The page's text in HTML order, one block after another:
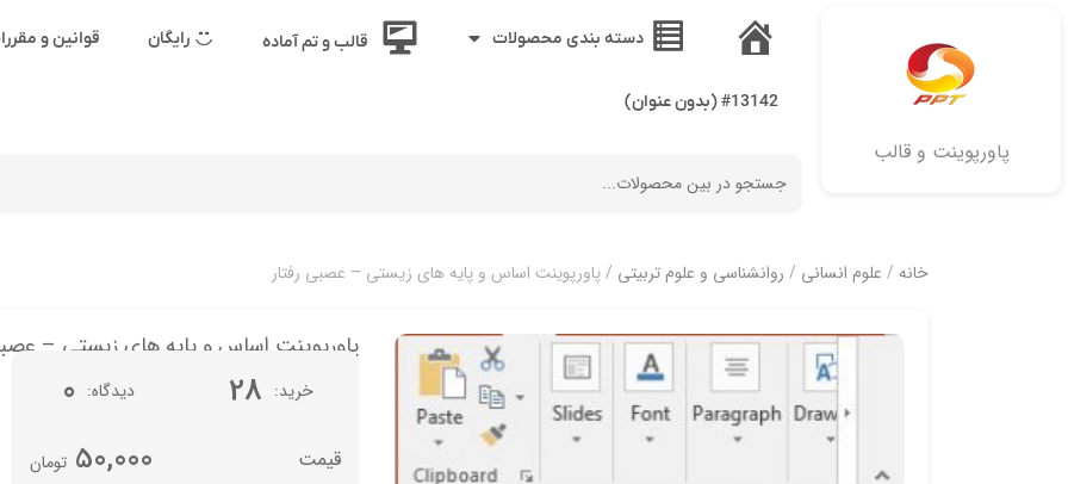
پاورپوینت و قالب
خانه
دسته بندی محصولات قالب و تم آماده رایگان قوانین و
#13142 (بدون عنوان)
خانه / علوم انسانی / روانشناسی و علوم تربیتی / پاورپوینت اساس و پایه های زیستی – عصبی رفتار
پاورپوینت اساس و پایه های زیستی –
خرید 28 دیدگاه 0
تومان50,000